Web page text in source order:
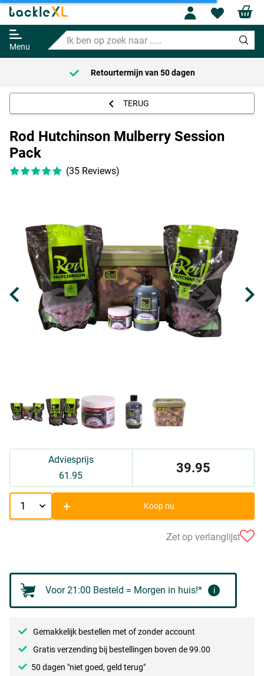
Menu
Ik
ben
op
zoek
naar
Profile
Rod Hutchinson Mulberry Session
Pack
Adviesprijs
61.95
39.95
Retourtermijn van 50 dagen
TERUG
Rod Hutchinson Mulberry Session
Pack
(35 Reviews)
Adviesprijs
61.95
39.95
+ Koop nu
Zet op verlanglijst
Voor 21:00 Besteld = Morgen in huis!* i
Gemakkelijk bestellen met of zonder account
Gratis verzending bij bestellingen boven de 99.00
50 dagen "niet goed, geld terug"